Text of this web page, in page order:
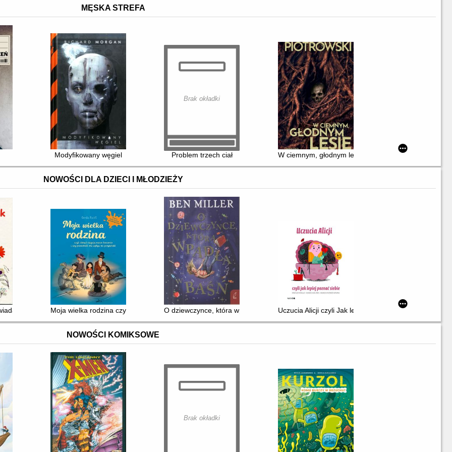
MĘSKA STREFA
Modyfikowany węgiel
Brak okładki
Problem trzech ciał W ciemnym, głodnym lesie
NOWOŚCI DLA DZIECI I MŁODZIEŻY
Moja wielka rodzina czyli Dokąd sięgają nasze korzenie i czy przeszłość ma wpływ na przyszłość
O dziewczynce, która wpadła w baśńUczucia Alicji czyli Jak lepiej poznać siebie
NOWOŚCI KOMIKSOWE
Brak okładki